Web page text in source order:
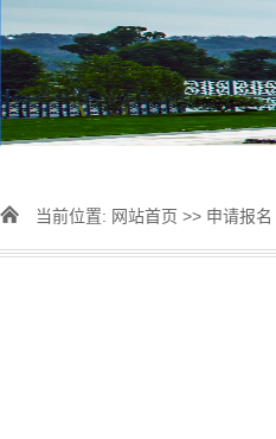
当前位置: 网站首页 >> 申请报名